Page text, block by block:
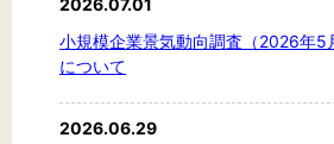
2026.07.01
小規模企業景気動向調査（2026年5
について
2026.06.29